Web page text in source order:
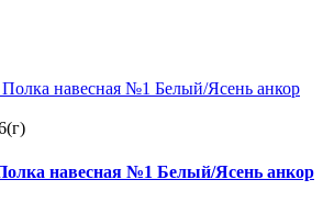
навесная №1 Белый/Ясень анкор